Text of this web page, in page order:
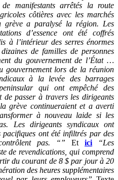
manifestants arrêtés la route
côtières avec les marchés
grève a paralysé la région. Les
d’essence ont été coffrés
à l’intérieur des serres énormes
de familles de personnes
du gouvernement de l’État …
gouvernement lors de la réunion
à la levée des barrages
qui ont empêché des
de passer à travers les dirigeants
grève continueraient et a averti
à nouveau laide si les
Les dirigeants syndicaux ont
ont été infiltrés par des
pas. “” Et ici
“Les
de revendications, qui comprend
du courant de 8 $ par jour à 20
des heures supplémentaires